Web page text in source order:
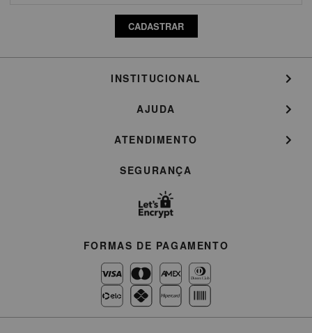
CADASTRAR
INSTITUCIONAL
AJUDA
ATENDIMENTO
SEGURANÇA
FORMAS DE PAGAMENTO